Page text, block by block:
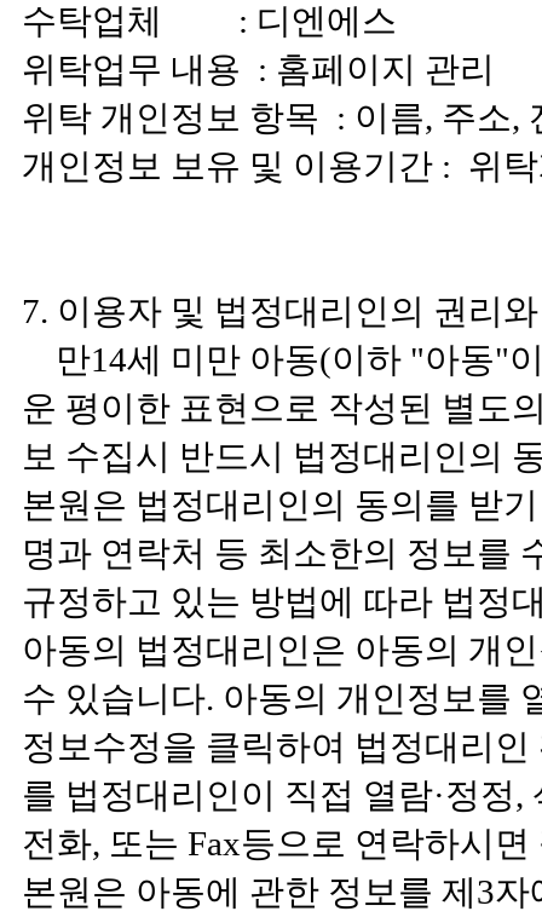
수탁업체 : 디엔에스
위탁업무 내용 : 홈페이지 관리
위탁 개인정보 항목 : 이름, 주소,
개인정보 보유 및 이용기간 : 위
7. 이용자 및 법정대리인의 권리
만14세 미만 아동(이하 "아동"
운 평이한 표현으로 작성된 별도
보 수집시 반드시 법정대리인의
본원은 법정대리인의 동의를 받
명과 연락처 등 최소한의 정보를
규정하고 있는 방법에 따라 법정
아동의 법정대리인은 아동의 개
수 있습니다. 아동의 개인정보를
정보수정을 클릭하여 법정대리
를 법정대리인이 직접 열람·정정
전화, 또는 Fax등으로 연락하시
본원은 아동에 관한 정보를 제3